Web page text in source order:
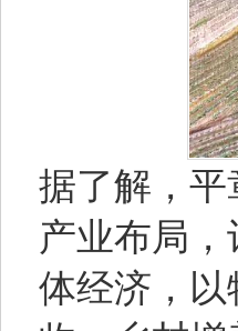
据了解，
产业布局
体经济，